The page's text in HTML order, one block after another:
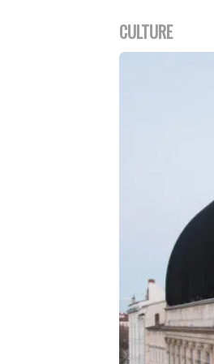
CULTURE